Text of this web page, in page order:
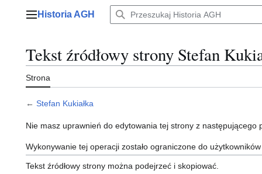
Menu główne
Historia AGH
Tekst źródłowy strony Stefan
Strona
← Stefan Kukiałka
Nie masz uprawnień do edytowania tej strony z następującego
Wykonywanie tej operacji zostało ograniczone do
Tekst źródłowy strony można podejrzeć i skopiować.